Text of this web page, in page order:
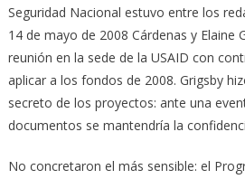
Seguridad Nacional estuvo entre los
14 de mayo de 2008 Cárdenas y Elaine
reunión en la sede de la USAID con
aplicar a los fondos de 2008. Grigsby
secreto de los proyectos: ante una
documentos se mantendría la
No concretaron el más sensible: el